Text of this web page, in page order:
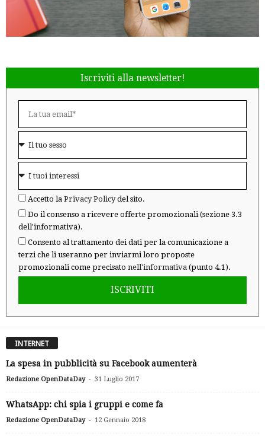
Iscriviti alla newsletter!
Accetto la Privacy Policydel sito.
Do il consenso a ricevere offerte promozionali (sezione 3.3
dell'informativa).
Consento al trattamento dei dati per la comunicazione a
terzi che li useranno per inviarmi loro proposte
promozionali come precisato nell'informativa (punto 4.1).
ISCRIVITI
INTERNET
La spesa in pubblicità su Facebook aumenterà
Redazione OpenDataDay - 31 Luglio 2017
WhatsApp: chi spia i gruppi e come fa
Redazione OpenDataDay - 12 Gennaio 2018